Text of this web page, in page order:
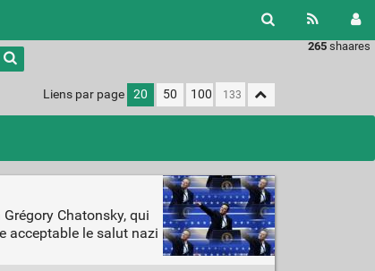
265 shaares
Liens par page 20 50 100
Chatonsky, qui
acceptable le salut nazi